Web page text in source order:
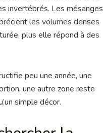
invertébrés. Les mésanges
les volumes denses
plus elle répond à des
peu une année, une
une autre zone reste
simple décor.